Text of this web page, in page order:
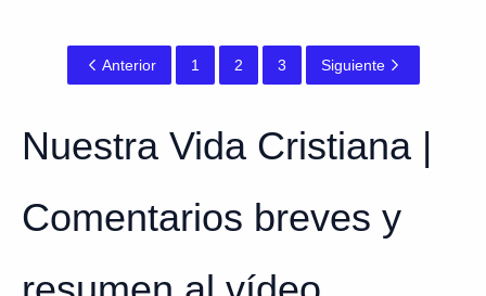
Anterior 1 2 3 Siguiente
Nuestra Vida Cristiana |
Comentarios breves y